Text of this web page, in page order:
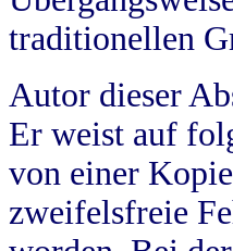
traditionellen
Autor dieser
Er weist auf
von einer
zweifelsfreie